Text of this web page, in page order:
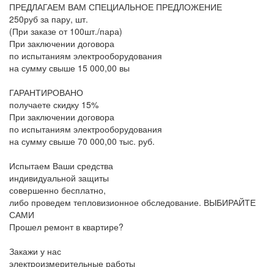
ПРЕДЛАГАЕМ ВАМ СПЕЦИАЛЬНОЕ ПРЕДЛОЖЕНИЕ
250руб за пару, шт.
(При заказе от 100шт./пара)
При заключении договора
по испытаниям электрооборудования
на сумму свыше 15 000,00 вы
ГАРАНТИРОВАНО
получаете скидку 15%
При заключении договора
по испытаниям электрооборудования
на сумму свыше 70 000,00 тыс. руб.
Испытаем Ваши средства
индивидуальной защиты
совершенно бесплатно,
либо проведем тепловизионное обследование. ВЫБИРАЙТЕ
САМИ
Прошел ремонт в квартире?
Закажи у нас
электроизмерительные работы